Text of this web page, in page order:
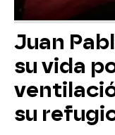
Juan
su vida
su